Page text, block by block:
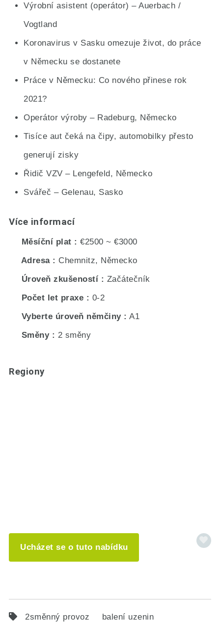
Výrobní asistent (operátor) – Auerbach /
Vogtland
Koronavirus v Sasku omezuje život, do práce
v Německu se dostanete
Práce v Německu: Co nového přinese rok
2021?
Operátor výroby – Radeburg, Německo
Tisíce aut čeká na čipy, automobilky přesto
generují zisky
Řidič VZV – Lengefeld, Německo
Svářeč – Gelenau, Sasko
Více informací
Měsíční plat
€2500 ~ €3000
Adresa
Chemnitz, Německo
Úroveň zkušeností
Začátečník
Počet let praxe
0-2
Vyberte úroveň němčiny
A1
Směny
2 směny
Regiony
Ucházet se o tuto nabídku
2směnný provoz
balení uzenin